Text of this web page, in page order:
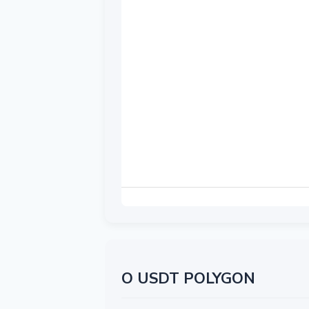
О USDT POLYGON